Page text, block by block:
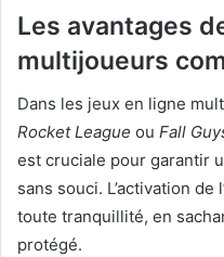
Les avantages
multijoueurs
Dans les jeux en ligne
Rocket League ou Fall
est cruciale pour garantir
sans souci. L’activation
toute tranquillité, en
protégé.